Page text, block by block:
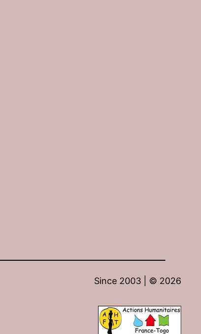
Since 2003 | © 2026